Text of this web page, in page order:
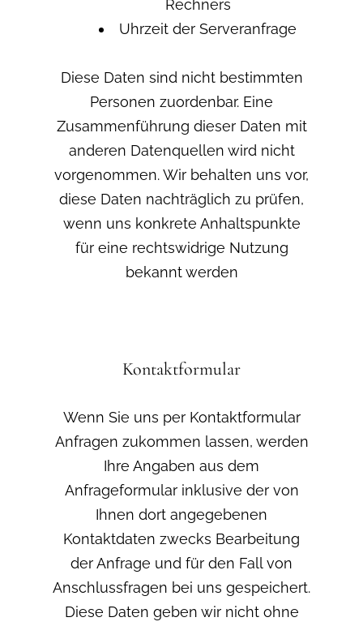
Rechners
Uhrzeit der Serveranfrage
Diese Daten sind nicht bestimmten
Personen zuordenbar. Eine
Zusammenführung dieser Daten mit
anderen Datenquellen wird nicht
vorgenommen. Wir behalten uns vor,
diese Daten nachträglich zu prüfen,
wenn uns konkrete Anhaltspunkte
für eine rechtswidrige Nutzung
bekannt werden
Kontaktformular
Wenn Sie uns per Kontaktformular
Anfragen zukommen lassen, werden
Ihre Angaben aus dem
Anfrageformular inklusive der von
Ihnen dort angegebenen
Kontaktdaten zwecks Bearbeitung
der Anfrage und für den Fall von
Anschlussfragen bei uns gespeichert.
Diese Daten geben wir nicht ohne